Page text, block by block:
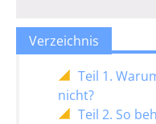
Verzeichnis
Teil 1.
nicht?
Teil 2. So